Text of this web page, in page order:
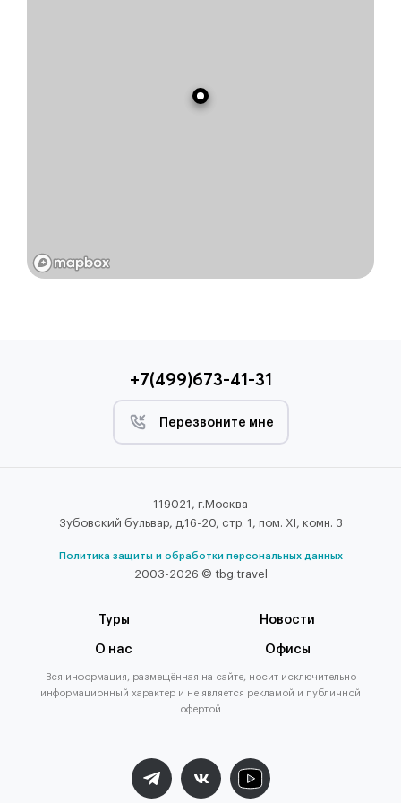
+7(499)673-41-31
Перезвоните мне
119021, г.Москва
Зубовский бульвар, д.16-20, стр. 1, пом. XI, комн. 3
Политика защиты и обработки персональных данных
2003-2026 © tbg.travel
Туры Новости
О нас Офисы
Вся информация, размещённая на сайте, носит исключительно
информационный характер и не является рекламой и публичной
офертой